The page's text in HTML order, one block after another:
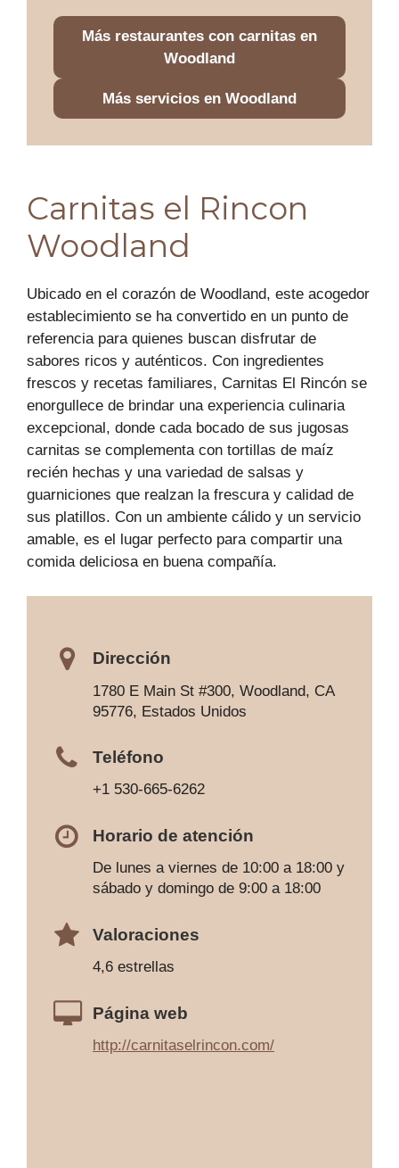
Más restaurantes con carnitas en
Woodland
Más servicios en Woodland
Carnitas el Rincon
Woodland
Ubicado en el corazón de Woodland, este acogedor
establecimiento se ha convertido en un punto de
referencia para quienes buscan disfrutar de
sabores ricos y auténticos. Con ingredientes
frescos y recetas familiares, Carnitas El Rincón se
enorgullece de brindar una experiencia culinaria
excepcional, donde cada bocado de sus jugosas
carnitas se complementa con tortillas de maíz
recién hechas y una variedad de salsas y
guarniciones que realzan la frescura y calidad de
sus platillos. Con un ambiente cálido y un servicio
amable, es el lugar perfecto para compartir una
comida deliciosa en buena compañía.
Dirección
1780 E Main St #300, Woodland, CA
95776, Estados Unidos
Teléfono
+1 530-665-6262
Horario de atención
De lunes a viernes de 10:00 a 18:00 y
sábado y domingo de 9:00 a 18:00
Valoraciones
4,6 estrellas
Página web
http://carnitaselrincon.com/